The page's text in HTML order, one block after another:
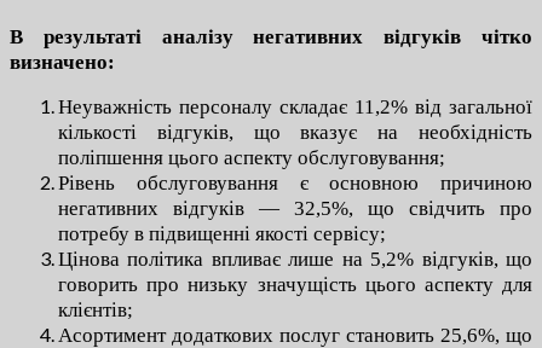
В результаті аналізу негативних відгуків чітко
визначено:
Неуважність персоналу складає 11,2% від загальної
кількості відгуків, що вказує на необхідність
поліпшення цього аспекту обслуговування;
Рівень обслуговування є основною причиною
негативних відгуків — 32,5%, що свідчить про
потребу в підвищенні якості сервісу;
Цінова політика впливає лише на 5,2% відгуків, що
говорить про низьку значущість цього аспекту для
клієнтів;
Асортимент додаткових послуг становить 25,6%, що